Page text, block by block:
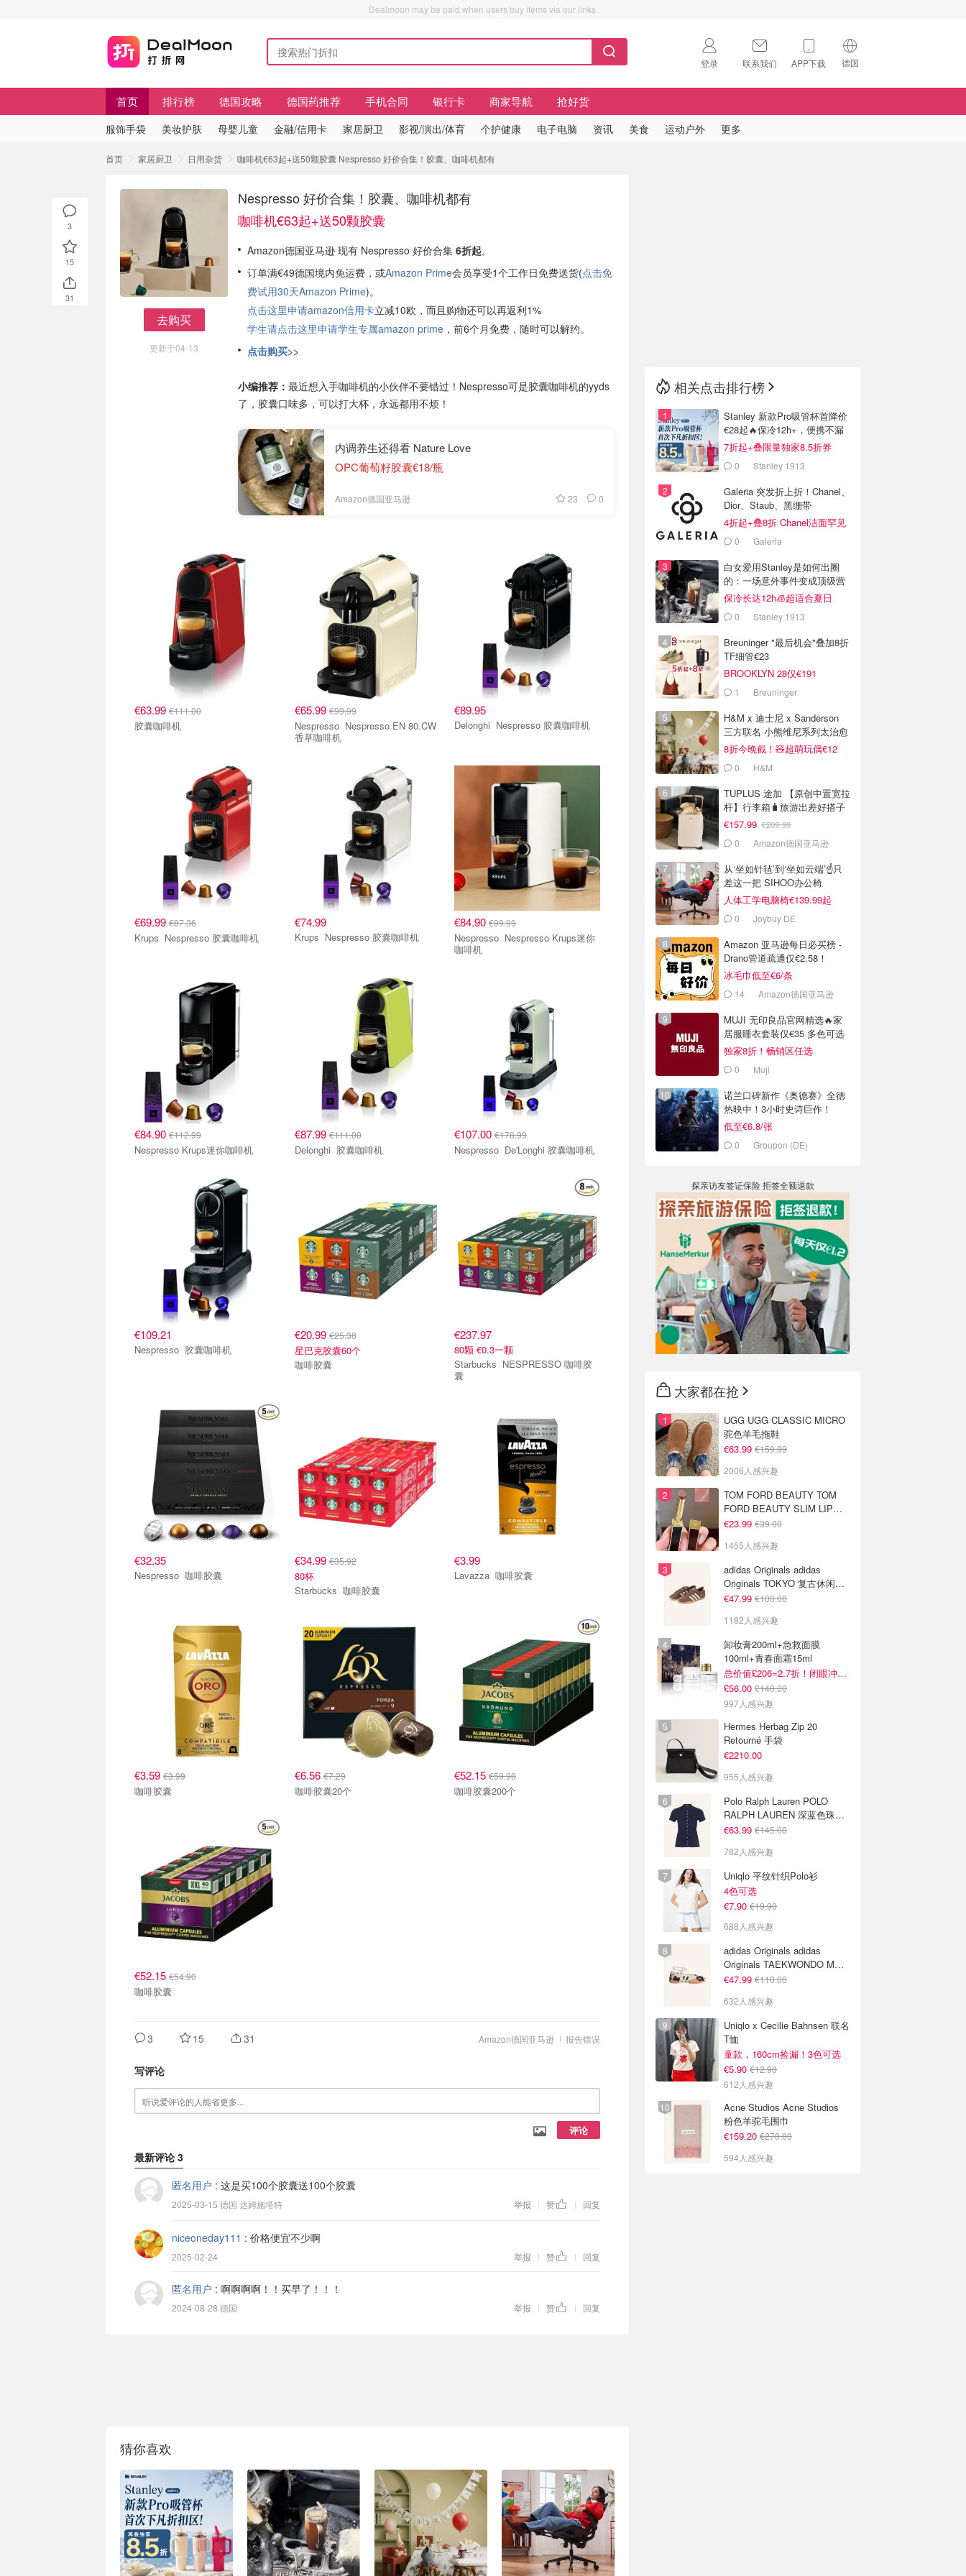
Dealmoon may be paid when users buy items via our links.
登录 联系我们 APP下载 德国
🇺🇸
首页 排行榜 德国攻略 德国药推荐 手机合同 银行卡 商家导航 抢好货
服饰手袋 美妆护肤 母婴儿童 金融/信用卡 家居厨卫 影视/演出/体育 个护健康 电子电脑 资讯 美食 运动户外 更多
首页 家居厨卫 日用杂货 咖啡机€63起+送50颗胶囊 Nespresso 好价合集！胶囊、咖啡机都有
去购买
更新于04-13
Nespresso 好价合集！胶囊、咖啡机都有
咖啡机€63起+送50颗胶囊
Amazon德国亚马逊 现有 Nespresso 好价合集 6折起。
订单满€49德国境内免运费，或Amazon Prime会员享受1个工作日免费送货(点击免
费试用30天Amazon Prime)。
点击这里申请amazon信用卡立减10欧，而且购物还可以再返利1%
学生请点击这里申请学生专属amazon prime ，前6个月免费，随时可以解约。
点击购买>>
小编推荐： 最近想入手咖啡机的小伙伴不要错过！Nespresso可是胶囊咖啡机的yyds
了，胶囊口味多，可以打大杯，永远都用不烦！
内调养生还得看 Nature Love
OPC葡萄籽胶囊€18/瓶
Amazon德国亚马逊 23 0
€63.99 €111.00
胶囊咖啡机
€65.99€99.99
Nespresso Nespresso EN 80.CW
香草咖啡机
€89.95
Delonghi Nespresso 胶囊咖啡机
€69.99 €87.36
Krups Nespresso 胶囊咖啡机
€74.99
Krups Nespresso 胶囊咖啡机
€84.90 €99.99
Nespresso Nespresso Krups迷你
咖啡机
€84.90 €112.99
Nespresso Krups迷你咖啡机
€87.99€111.00
Delonghi 胶囊咖啡机
€107.00 €178.99
Nespresso De'Longhi 胶囊咖啡机
€109.21
Nespresso 胶囊咖啡机
€20.99€25.38
星巴克胶囊60个
咖啡胶囊
咖啡胶囊 适配Nespresso咖啡机
€237.97
80颗 €0.3一颗
Starbucks NESPRESSO 咖啡胶
囊
咖啡胶囊 适配Nespresso咖啡机
€32.35
Nespresso 咖啡胶囊
€34.99€35.92
80杯
Starbucks 咖啡胶囊
€3.99
Lavazza 咖啡胶囊
咖啡胶囊 适配Nespresso咖啡机
€3.59 €3.99
咖啡胶囊
咖啡胶囊 适配Nespresso咖啡机
€6.56€7.29
咖啡胶囊20个
咖啡胶囊 适配Nespresso咖啡机
€52.15 €59.90
咖啡胶囊200个
咖啡胶囊 适配Nespresso咖啡机
€52.15 €54.90
咖啡胶囊
报告错误
Amazon德国亚马逊
3 15 31
写评论
评论
最新评论 3
匿名用户 : 这是买100个胶囊送100个胶囊
2025-03-15 德国 达姆施塔特 举报 | 赞 | 回复
niceoneday111 : 价格便宜不少啊
2025-02-24 举报 | 赞 | 回复
匿名用户 : 啊啊啊啊！！买早了！！！
2024-08-28 德国 举报 | 赞 | 回复
猜你喜欢
3
15
31
相关点击排行榜
Stanley 新款Pro吸管杯首降价
€28起🔥保冷12h+，便携不漏
水
7折起+叠限量独家8.5折券
0 Stanley 1913
Galeria 突发折上折！Chanel、
Dior、Staub、黑绷带
4折起+叠8折 Chanel洁面罕见
€430 Galeria
白女爱用Stanley是如何出圈
的：一场意外事件变成顶级营
销案例
保冷长达12h🧊超适合夏日
0 Stanley 1913
Breuninger "最后机会"叠加8折
TF细管€23
BROOKLYN 28仅€191
1 Breuninger
H&M x 迪士尼 x Sanderson
三方联名 小熊维尼系列太治愈
8折今晚截！🧸超萌玩偶€12
0 H&M
TUPLUS 途加 【原创中置宽拉
杆】行李箱🧳旅游出差好搭子
€157.99 €209.99
0 Amazon德国亚马逊
从‘坐如针毡’到‘坐如云端’☝️只
差这一把 SIHOO办公椅
人体工学电脑椅€139.99起
0 Joybuy DE
Amazon 亚马逊每日必买榜 -
Drano管道疏通仅€2.58！
冰毛巾低至€6/条
14 Amazon德国亚马逊
MUJI 无印良品官网精选🔥家
居服睡衣套装仅€35 多色可选
独家8折！畅销区任选
0 Muji
诺兰口碑新作《奥德赛》全德
热映中！3小时史诗巨作！
低至€6.8/张
0 Groupon (DE)
探亲访友签证保险 拒签全额退款
大家都在抢
UGG UGG CLASSIC MICRO
驼色羊毛拖鞋
€63.99 €159.99
2006人感兴趣
TOM FORD BEAUTY TOM
FORD BEAUTY SLIM LIP
COLOR SHINE 口红 open
€23.99 €39.00
1455人感兴趣
adidas Originals adidas
Originals TOKYO 复古休闲鞋
深棕色
€47.99 €100.00
1182人感兴趣
卸妆膏200ml+急救面膜
100ml+青春面霜15ml
总价值£206=2.7折！闭眼冲这套！
£56.00 £140.00
997人感兴趣
Hermes Herbag Zip 20
Retourné 手袋
€2210.00
955人感兴趣
Polo Ralph Lauren POLO
RALPH LAUREN 深蓝色珠地
布 Polo衫
€63.99 €145.00
782人感兴趣
Uniqlo 平纹针织Polo衫
4色可选
€7.90 €19.90
688人感兴趣
adidas Originals adidas
Originals TAEKWONDO MEI
芭蕾鞋 棕色米色
€47.99 €110.00
632人感兴趣
Uniqlo x Cecilie Bahnsen 联名
T恤
童款，160cm捡漏！3色可选
€5.90 €12.90
612人感兴趣
Acne Studios Acne Studios
粉色羊驼毛围巾
€159.20 €270.00
594人感兴趣